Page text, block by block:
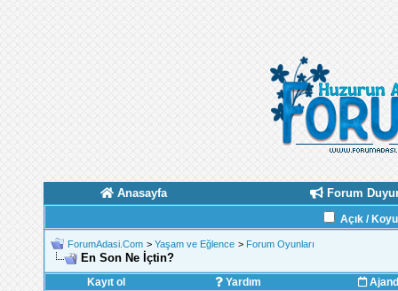
Anasayfa Forum
Açık /
ForumAdasi.Com > Yaşam ve Eğlence > Forum Oyunları
En Son Ne İçtin?
Kayıt ol Yardım